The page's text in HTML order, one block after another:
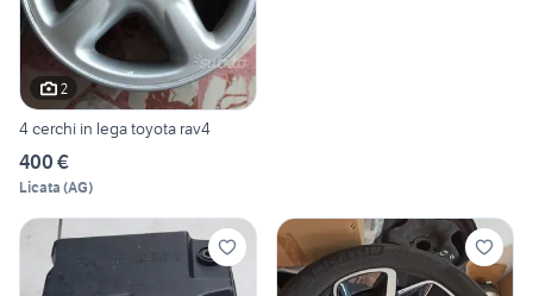
2
4 cerchi in lega toyota rav4
400 €
Licata (AG)